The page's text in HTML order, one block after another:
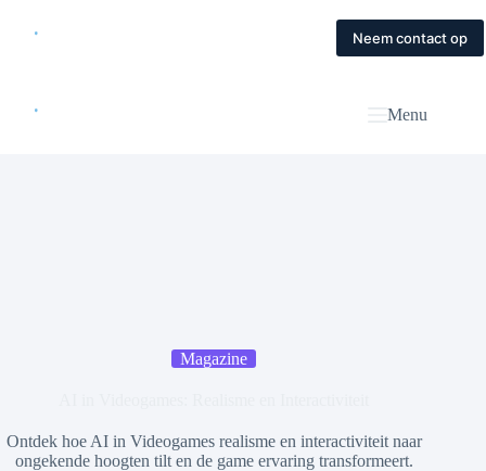
Contact
Neem contact op
Menu
Magazine
Ontdek hoe AI in Videogames realisme en interactiviteit naar
ongekende hoogten tilt en de game ervaring transformeert.